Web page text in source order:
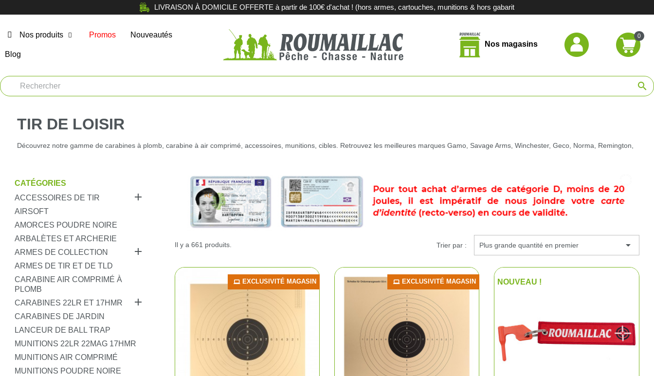
LIVRAISON À DOMICILE OFFERTE à partir de 100€ d'achat ! (hors armes, cartouches, munitions & hors gabarit
Nos produits
Atelier
Tir de loisir
Chiens
Pêche
Bagagerie
Déstockage
Equipement et territoires
Bagagerie
Armes d'occasion
Sport
Bourre à jupe
Bourre grasse
Dispersantes
Magnum et super-magnum
Balles et chevrotines
Formes diverses
Appeaux et sifflets de chasse
Promos Nouveautés
Blog
Nos magasins
0
search
TIR DE LOISIR
Découvrez notre gamme de carabines à plomb, carabine à air comprimé, accessoires, munitions, cibles. Retrouvez les meilleures marques Gamo, Savage Arms, Winchester, Geco, Norma, Remington,
CATÉGORIES
ACCESSOIRES DE TIR

AIRSOFT
AMORCES POUDRE NOIRE
ARBALÈTES ET ARCHERIE
ARMES DE COLLECTION

ARMES DE TIR ET DE TLD
CARABINE AIR COMPRIMÉ À
PLOMB
CARABINES 22LR ET 17HMR

CARABINES DE JARDIN
LANCEUR DE BALL TRAP
MUNITIONS 22LR 22MAG 17HMR
MUNITIONS AIR COMPRIMÉ
MUNITIONS POUDRE NOIRE
Il y a 661 produits. Trier par : Plus grande quantité en premier 
EXCLUSIVITÉ MAGASIN EXCLUSIVITÉ MAGASIN NOUVEAU !